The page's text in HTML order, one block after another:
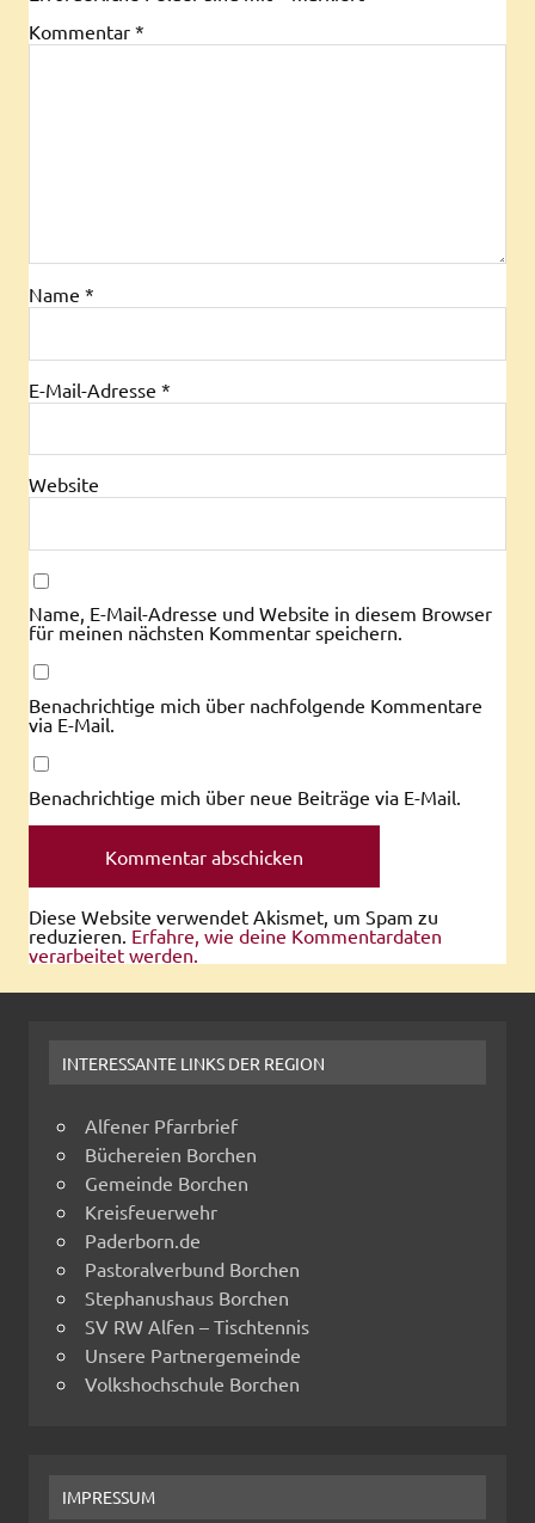
Kommentar *
Name *
E-Mail-Adresse *
Website
Name, E-Mail-Adresse und Website in diesem Browser
für meinen nächsten Kommentar speichern.
Benachrichtige mich über nachfolgende Kommentare
via E-Mail.
Benachrichtige mich über neue Beiträge via E-Mail.
Diese Website verwendet Akismet, um Spam zu
reduzieren. Erfahre, wie deine Kommentardaten
verarbeitet werden.
INTERESSANTE LINKS DER REGION
Alfener Pfarrbrief
Büchereien Borchen
Gemeinde Borchen
Kreisfeuerwehr
Paderborn.de
Pastoralverbund Borchen
Stephanushaus Borchen
SV RW Alfen – Tischtennis
Unsere Partnergemeinde
Volkshochschule Borchen
IMPRESSUM